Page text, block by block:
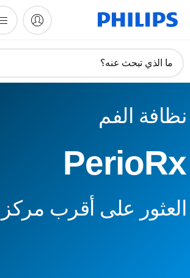
دعم
ما الذي تبحث عنه؟
نظافة الفم
PerioRx
العثور على أقرب